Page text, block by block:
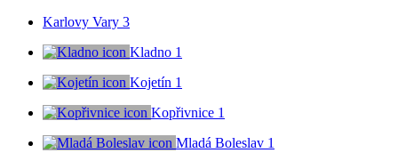
Karlovy Vary 3
Kladno 1
Kojetín 1
Kopřivnice 1
Mladá Boleslav 1